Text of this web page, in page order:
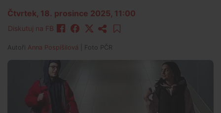
Čtvrtek, 18. prosince 2025, 11:00
Diskutuj na FB
Autoři Anna Pospíšilová | Foto PČR